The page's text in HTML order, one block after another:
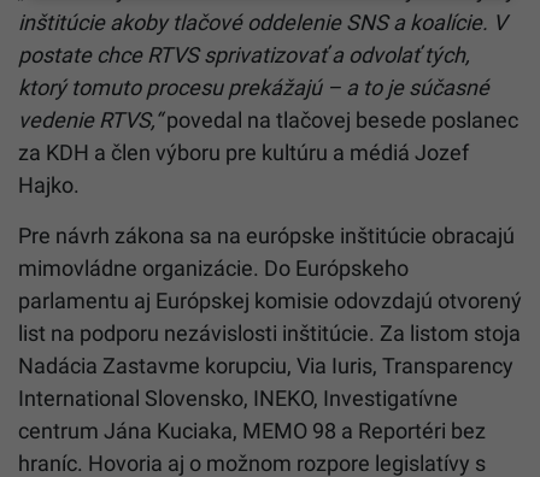
inštitúcie akoby tlačové oddelenie SNS a koalície. V
postate chce RTVS sprivatizovať a odvolať tých,
ktorý tomuto procesu prekážajú – a to je súčasné
vedenie RTVS,“povedal na tlačovej besede poslanec
za KDH a člen výboru pre kultúru a médiá Jozef
Hajko.
Pre návrh zákona sa na európske inštitúcie obracajú
mimovládne organizácie. Do Európskeho
parlamentu aj Európskej komisie odovzdajú otvorený
list na podporu nezávislosti inštitúcie. Za listom stoja
Nadácia Zastavme korupciu, Via Iuris, Transparency
International Slovensko, INEKO, Investigatívne
centrum Jána Kuciaka, MEMO 98 a Reportéri bez
hraníc. Hovoria aj o možnom rozpore legislatívy s